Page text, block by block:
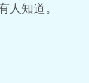
人知道。